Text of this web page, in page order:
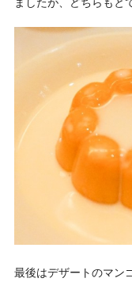
最後はデザートのマン